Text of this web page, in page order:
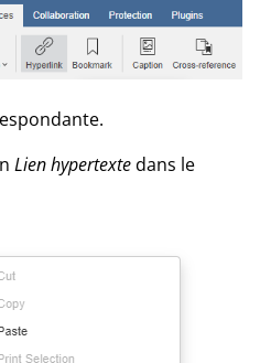
Lien hypertextedans le